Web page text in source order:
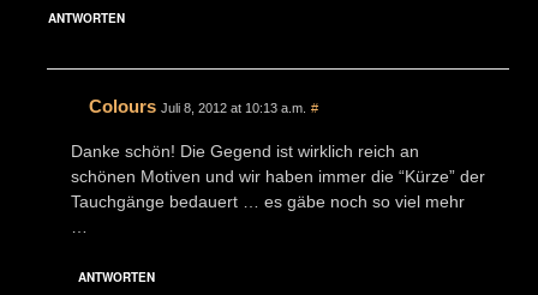
ANTWORTEN
Colours Juli 8, 2012 at 10:13 a.m. #
Danke schön! Die Gegend ist wirklich reich an
schönen Motiven und wir haben immer die “Kürze” der
Tauchgänge bedauert … es gäbe noch so viel mehr
ANTWORTEN